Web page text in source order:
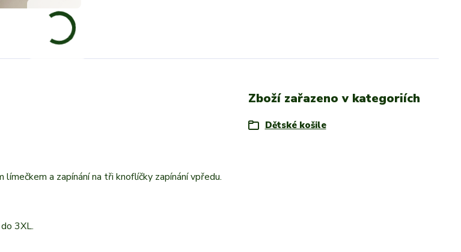
a zapínání na tři knoflíčky zapínání vpředu.
3XL.
Zboží zařazeno v kategoriích
Dětské košile